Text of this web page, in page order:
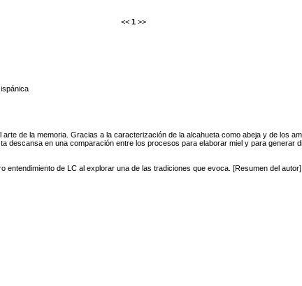
<< 1 >>
de la memoria. Gracias a la caracterización de la alcahueta como abeja y de los
descansa en una comparación entre los procesos para elaborar miel y para generar
entendimiento de LC al explorar una de las tradiciones que evoca. [Resumen del autor]